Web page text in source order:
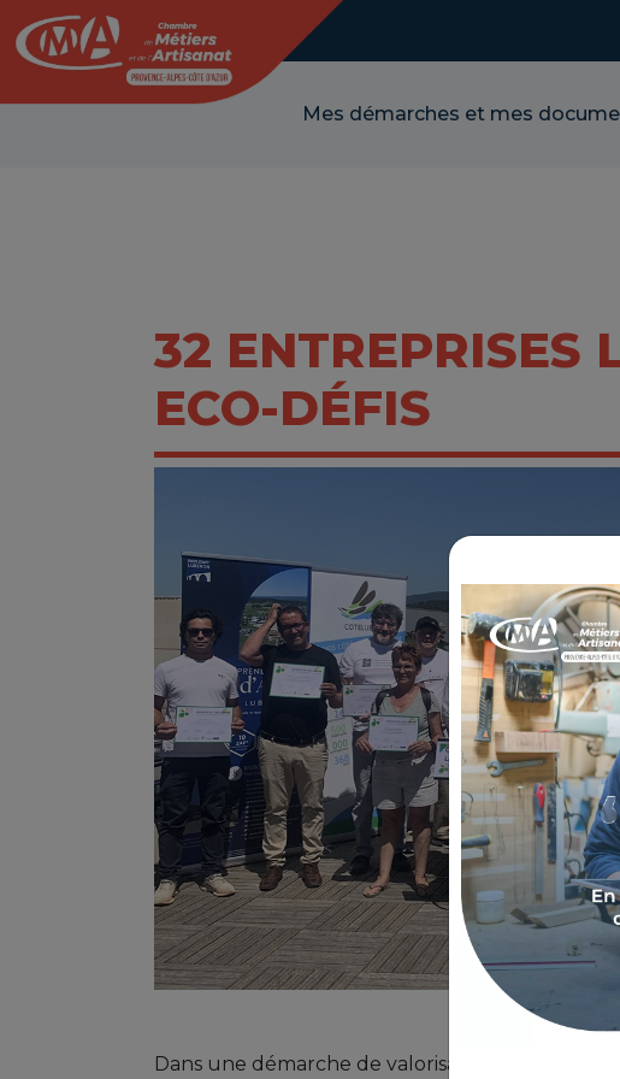
Mes démarches et mes
32 ENTREPRISES
ECO-DÉFIS
Dans une démarche de valorisation des
Panneau de gestion des cookies